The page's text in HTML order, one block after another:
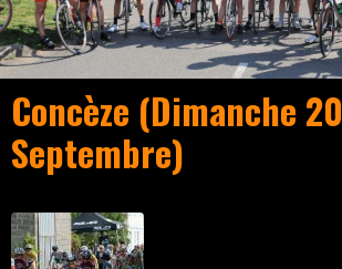
Concèze (Dimanche 20
Septembre)